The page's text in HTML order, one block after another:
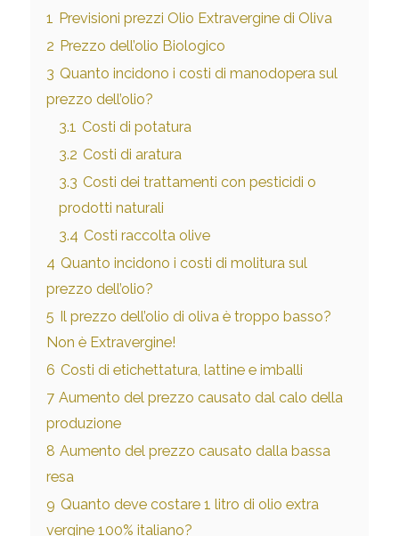
1 Previsioni prezzi Olio Extravergine di Oliva
2 Prezzo dell’olio Biologico
3 Quanto incidono i costi di manodopera sul
prezzo dell’olio?
3.1 Costi di potatura
3.2 Costi di aratura
3.3 Costi dei trattamenti con pesticidi o
prodotti naturali
3.4 Costi raccolta olive
4 Quanto incidono i costi di molitura sul
prezzo dell’olio?
5 Il prezzo dell’olio di oliva è troppo basso?
Non è Extravergine!
6 Costi di etichettatura, lattine e imballi
7 Aumento del prezzo causato dal calo della
produzione
8 Aumento del prezzo causato dalla bassa
resa
9 Quanto deve costare 1 litro di olio extra
vergine 100% italiano?